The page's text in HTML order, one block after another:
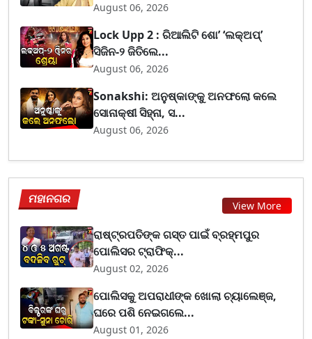
August 06, 2026
Lock Upp 2 : ରିଆଲିଟି ଶୋ’ ‘ଲକ୍‌ଅପ୍’
ସିଜିନ-୨ ଜିତିଲେ...
August 06, 2026
Sonakshi: ଅନୁଷ୍କାଙ୍କୁ ଅନଫଲୋ କଲେ
ସୋନାକ୍ଷୀ ସିହ୍ନା, ସ...
August 06, 2026
ମହାନଗର View More
ରାଷ୍ଟ୍ରପତିଙ୍କ ଗସ୍ତ ପାଇଁ ବ୍ରହ୍ମପୁର
ପୋଲିସର ଟ୍ରାଫିକ୍...
August 02, 2026
ପୋଲିସକୁ ଅପରାଧୀଙ୍କ ଖୋଲା ଚ୍ୟାଲେଞ୍ଜ,
ଘରେ ପଶି ନେଇଗଲେ...
August 01, 2026